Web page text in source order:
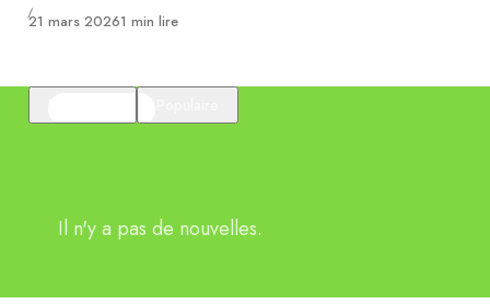
Publié
21 mars 20261 min lire
Il n'y a pas de nouvelles.